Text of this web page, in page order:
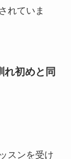
れていま
れ初めと同
スンを受け